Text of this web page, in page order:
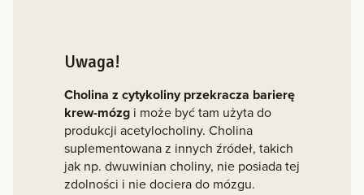
Uwaga!
Cholina z cytykoliny przekracza barierę
krew-mózg i może być tam użyta do
produkcji acetylocholiny. Cholina
suplementowana z innych źródeł, takich
jak np. dwuwinian choliny, nie posiada tej
zdolności i nie dociera do mózgu.